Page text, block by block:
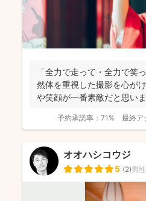
「全力で走って・全力で笑
然体を重視した撮影を心が
や笑顔が一番素敵だと思い
予約承諾率： 71% 最終ア
オオハシコウジ
5 (2)男性